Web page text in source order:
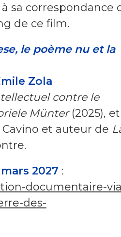
sa correspondance
de ce film.
le poème nu et la
Zola
contre le
Münter(2025), et
et auteur de
2027 :
documentaire-
des-